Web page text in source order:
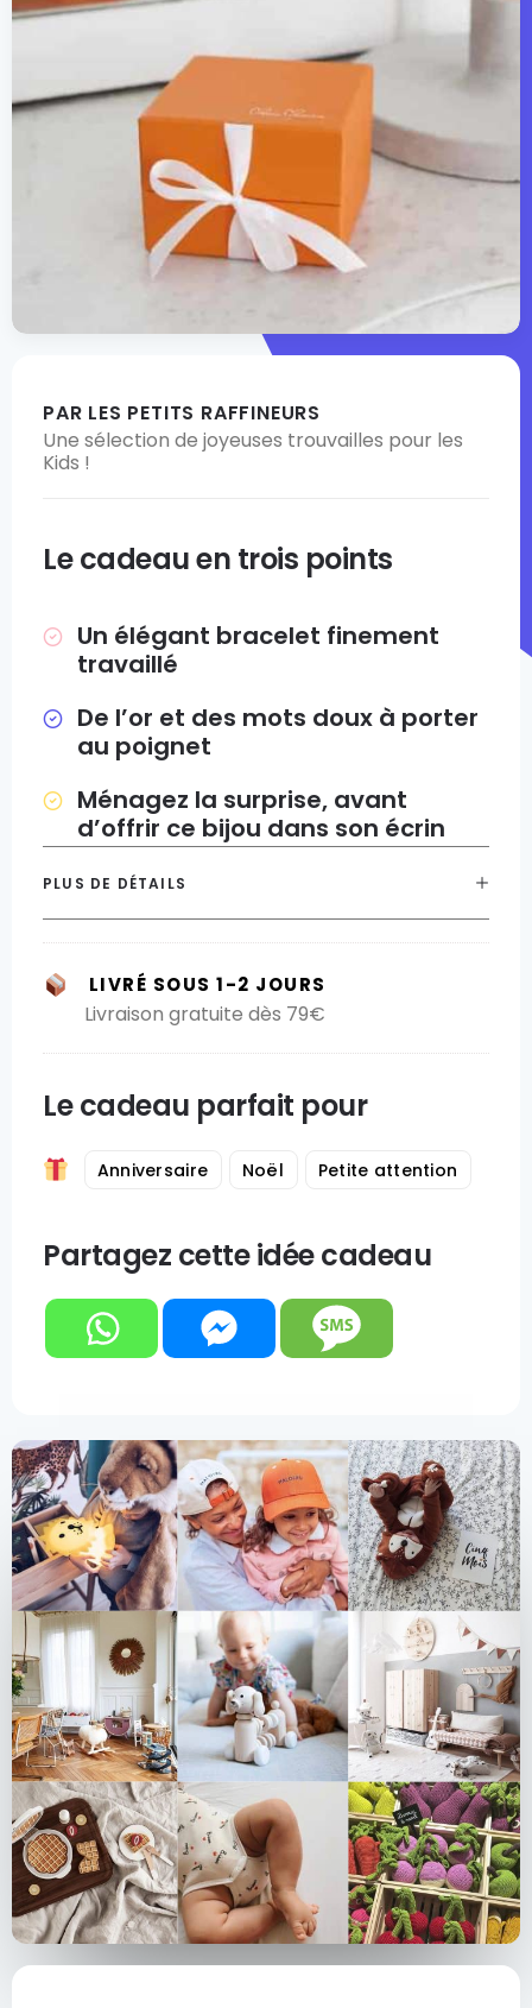
PAR LES PETITS RAFFINEURS
Une sélection de joyeuses trouvailles pour les
Kids !
Le cadeau en trois points
Un élégant bracelet finement
travaillé
De l’or et des mots doux à porter
au poignet
Ménagez la surprise, avant
d’offrir ce bijou dans son écrin
PLUS DE DÉTAILS
LIVRÉ SOUS 1-2 JOURS
Livraison gratuite dès 79€
Le cadeau parfait pour
Anniversaire Noël Petite attention
Partagez cette idée cadeau